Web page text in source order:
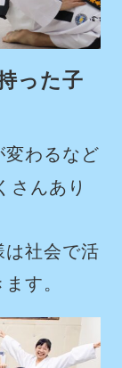
った子
わるなど
さんあり
は社会で活
す。